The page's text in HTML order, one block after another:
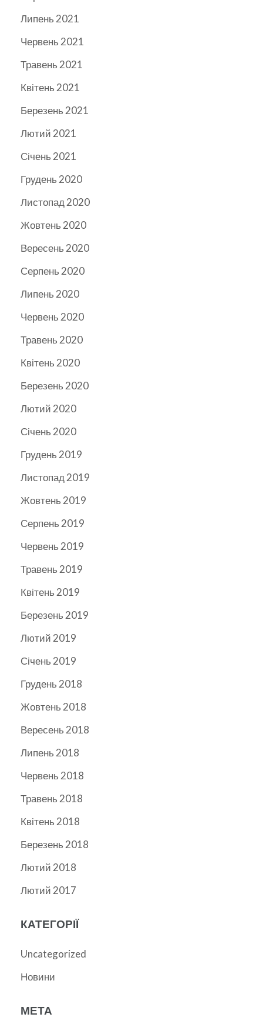
Липень 2021
Червень 2021
Травень 2021
Квітень 2021
Березень 2021
Лютий 2021
Січень 2021
Грудень 2020
Листопад 2020
Жовтень 2020
Вересень 2020
Серпень 2020
Липень 2020
Червень 2020
Травень 2020
Квітень 2020
Березень 2020
Лютий 2020
Січень 2020
Грудень 2019
Листопад 2019
Жовтень 2019
Серпень 2019
Червень 2019
Травень 2019
Квітень 2019
Березень 2019
Лютий 2019
Січень 2019
Грудень 2018
Жовтень 2018
Вересень 2018
Липень 2018
Червень 2018
Травень 2018
Квітень 2018
Березень 2018
Лютий 2018
Лютий 2017
КАТЕГОРІЇ
Uncategorized
Новини
МЕТА